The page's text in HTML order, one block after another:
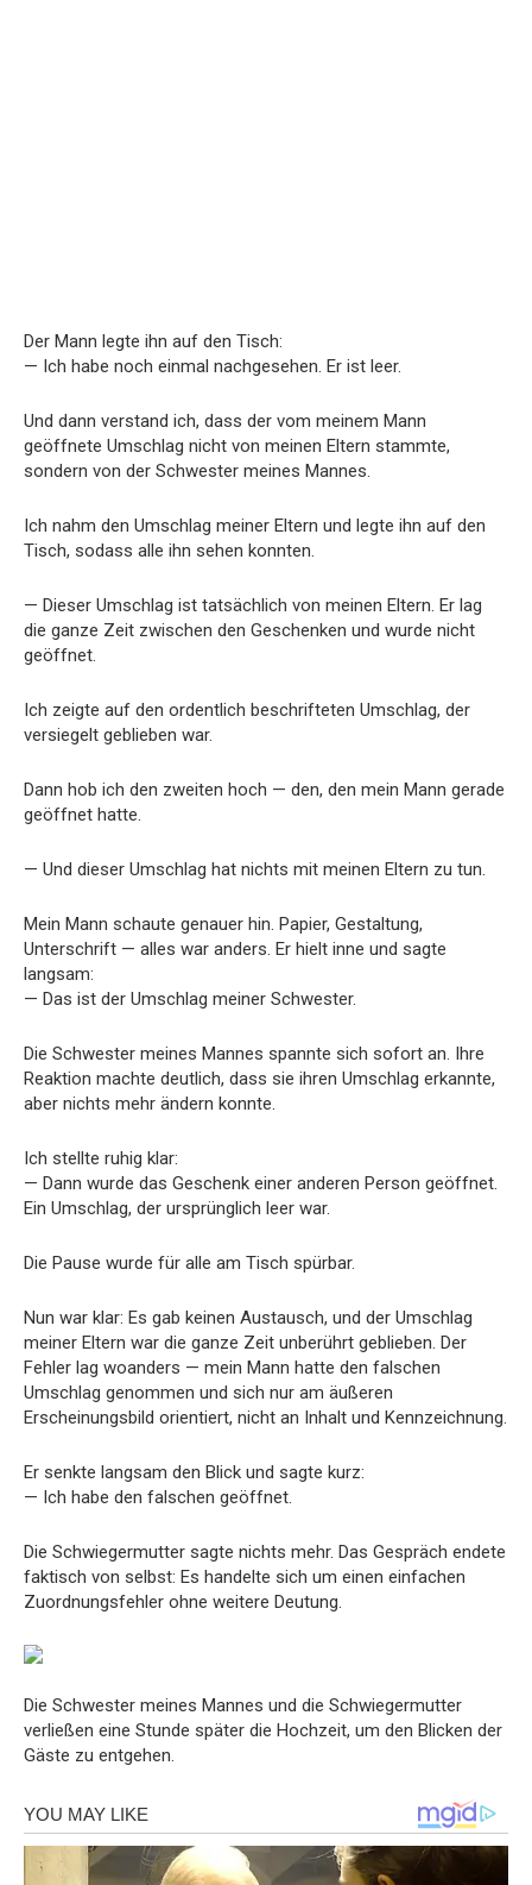
Der Mann legte ihn auf den Tisch:
— Ich habe noch einmal nachgesehen. Er ist leer.
Und dann verstand ich, dass der vom meinem Mann
geöffnete Umschlag nicht von meinen Eltern stammte,
sondern von der Schwester meines Mannes.
Ich nahm den Umschlag meiner Eltern und legte ihn auf den
Tisch, sodass alle ihn sehen konnten.
— Dieser Umschlag ist tatsächlich von meinen Eltern. Er lag
die ganze Zeit zwischen den Geschenken und wurde nicht
geöffnet.
Ich zeigte auf den ordentlich beschrifteten Umschlag, der
versiegelt geblieben war.
Dann hob ich den zweiten hoch — den, den mein Mann gerade
geöffnet hatte.
— Und dieser Umschlag hat nichts mit meinen Eltern zu tun.
Mein Mann schaute genauer hin. Papier, Gestaltung,
Unterschrift — alles war anders. Er hielt inne und sagte
langsam:
— Das ist der Umschlag meiner Schwester.
Die Schwester meines Mannes spannte sich sofort an. Ihre
Reaktion machte deutlich, dass sie ihren Umschlag erkannte,
aber nichts mehr ändern konnte.
Ich stellte ruhig klar:
— Dann wurde das Geschenk einer anderen Person geöffnet.
Ein Umschlag, der ursprünglich leer war.
Die Pause wurde für alle am Tisch spürbar.
Nun war klar: Es gab keinen Austausch, und der Umschlag
meiner Eltern war die ganze Zeit unberührt geblieben. Der
Fehler lag woanders — mein Mann hatte den falschen
Umschlag genommen und sich nur am äußeren
Erscheinungsbild orientiert, nicht an Inhalt und Kennzeichnung.
Er senkte langsam den Blick und sagte kurz:
— Ich habe den falschen geöffnet.
Die Schwiegermutter sagte nichts mehr. Das Gespräch endete
faktisch von selbst: Es handelte sich um einen einfachen
Zuordnungsfehler ohne weitere Deutung.
Die Schwester meines Mannes und die Schwiegermutter
verließen eine Stunde später die Hochzeit, um den Blicken der
Gäste zu entgehen.